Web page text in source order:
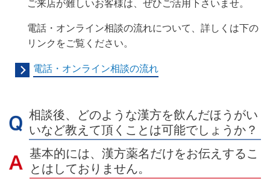
ご来店が難しいお客様は、ぜひご活用下さいませ。
電話・オンライン相談の流れについて、詳しくは下の
リンクをご覧ください。
電話・オンライン相談の流れ
相談後、どのような漢方を飲んだほうがい
いなど教えて頂くことは可能でしょうか？
基本的には、漢方薬名だけをお伝えするこ
とはしておりません。